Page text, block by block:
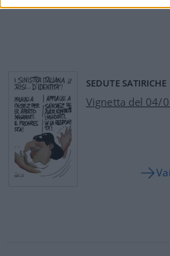
SEDUTE SATIRICHE
Vignetta del 04/